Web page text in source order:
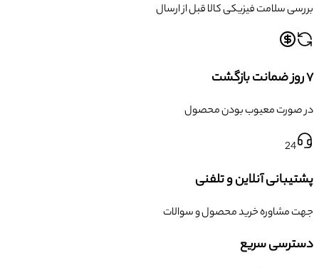
بررسی سلامت فیزیکی کالا قبل از ارسال
۷ روز ضمانت بازگشت
در صورت معیوب بودن محصول
24
پشتیبانی آنلاین و تلفنی
جهت مشاوره خرید محصول و سوالات
دسترسی سریع